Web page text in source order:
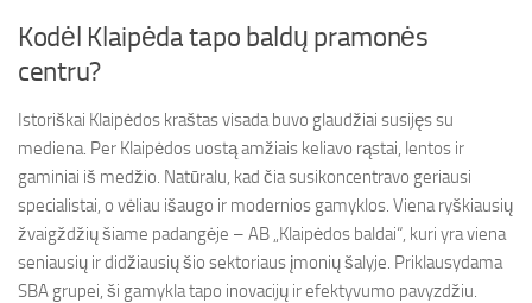
Kodėl Klaipėda tapo baldų pramonės
centru?
Istoriškai Klaipėdos kraštas visada buvo glaudžiai susijęs su
mediena. Per Klaipėdos uostą amžiais keliavo rąstai, lentos ir
gaminiai iš medžio. Natūralu, kad čia susikoncentravo geriausi
specialistai, o vėliau išaugo ir modernios gamyklos. Viena ryškiausių
žvaigždžių šiame padangėje – AB „Klaipėdos baldai“, kuri yra viena
seniausių ir didžiausių šio sektoriaus įmonių šalyje. Priklausydama
SBA grupei, ši gamykla tapo inovacijų ir efektyvumo pavyzdžiu.